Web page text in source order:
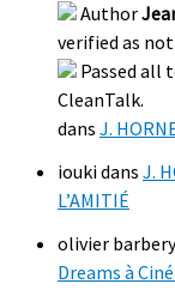
Author
verified as
Passed all
CleanTalk.
dans J.
ioukidans J.
L’AMITIÉ
olivier barbery
Dreams à